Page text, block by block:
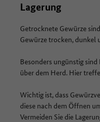
Lagerung
Getrocknete Gewürze
Gewürze trocken, dunkel
Besonders ungünstig
über dem Herd. Hier
Wichtig ist, dass
diese nach dem Öffnen
Vermeiden Sie die